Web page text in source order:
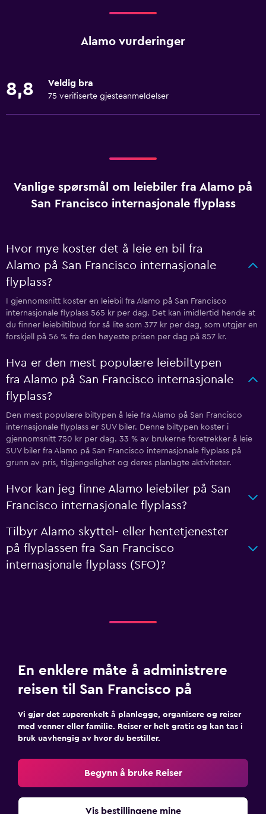
Alamo vurderinger
8,8 Veldig bra
75 verifiserte gjesteanmeldelser
Vanlige spørsmål om leiebiler fra Alamo på
San Francisco internasjonale flyplass
Hvor mye koster det å leie en bil fra
Alamo på San Francisco internasjonale
flyplass?
I gjennomsnitt koster en leiebil fra Alamo på San Francisco
internasjonale flyplass 565 kr per dag. Det kan imidlertid hende at
du finner leiebiltilbud for så lite som 377 kr per dag, som utgjør en
forskjell på 56 % fra den høyeste prisen per dag på 857 kr.
Hva er den mest populære leiebiltypen
fra Alamo på San Francisco internasjonale
flyplass?
Den mest populære biltypen å leie fra Alamo på San Francisco
internasjonale flyplass er SUV biler. Denne biltypen koster i
gjennomsnitt 750 kr per dag. 33 % av brukerne foretrekker å leie
SUV biler fra Alamo på San Francisco internasjonale flyplass på
grunn av pris, tilgjengelighet og deres planlagte aktiviteter.
Hvor kan jeg finne Alamo leiebiler på San
Francisco internasjonale flyplass?
Tilbyr Alamo skyttel- eller hentetjenester
på flyplassen fra San Francisco
internasjonale flyplass (SFO)?
En enklere måte å administrere
reisen til San Francisco på
Vi gjør det superenkelt å planlegge, organisere og reiser
med venner eller familie. Reiser er helt gratis og kan tas i
bruk uavhengig av hvor du bestiller.
Begynn å bruke Reiser
Vis bestillingene mine